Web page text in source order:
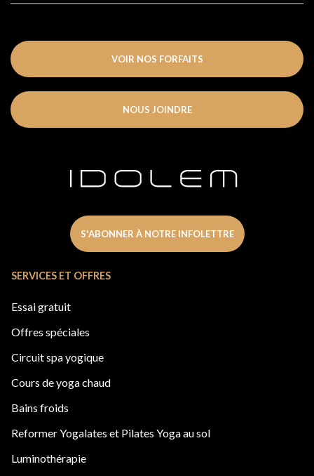
VOIR NOS FORFAITS
NOUS JOINDRE
S'ABONNER À NOTRE INFOLETTRE
SERVICES ET OFFRES
Essai gratuit
Offres spéciales
Circuit spa yogique
Cours de yoga chaud
Bains froids
Reformer Yogalates et Pilates Yoga au sol
Luminothérapie